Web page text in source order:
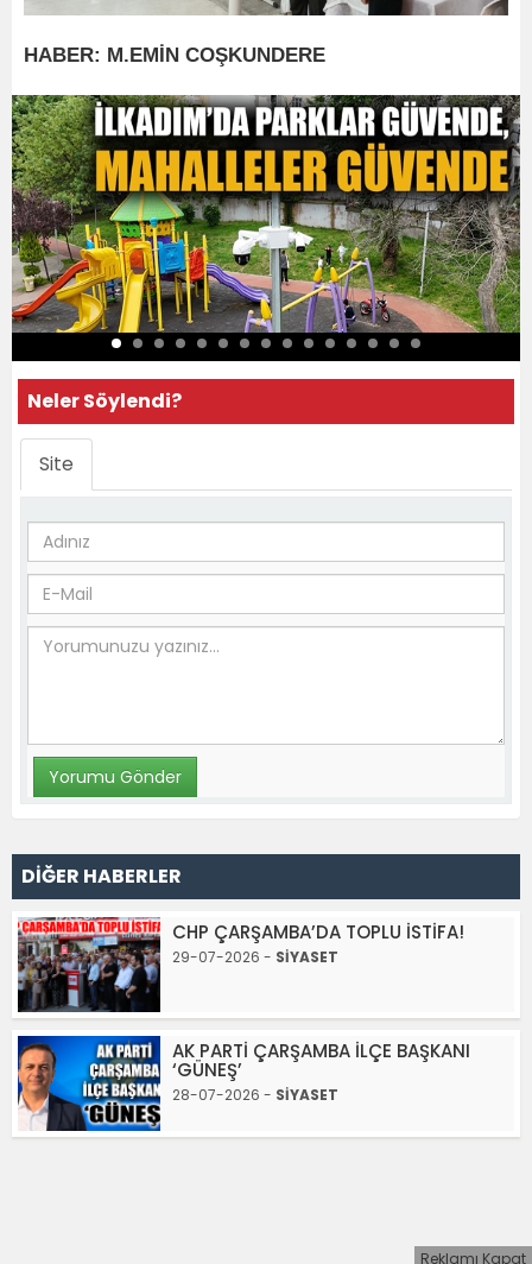
HABER: M.EMİN COŞKUNDERE
Neler Söylendi?
Site
DİĞER HABERLER
CHP ÇARŞAMBA’DA TOPLU İSTİFA!
29-07-2026 - SİYASET
AK PARTİ ÇARŞAMBA İLÇE BAŞKANI
‘GÜNEŞ’
28-07-2026 - SİYASET
Reklamı Kapat